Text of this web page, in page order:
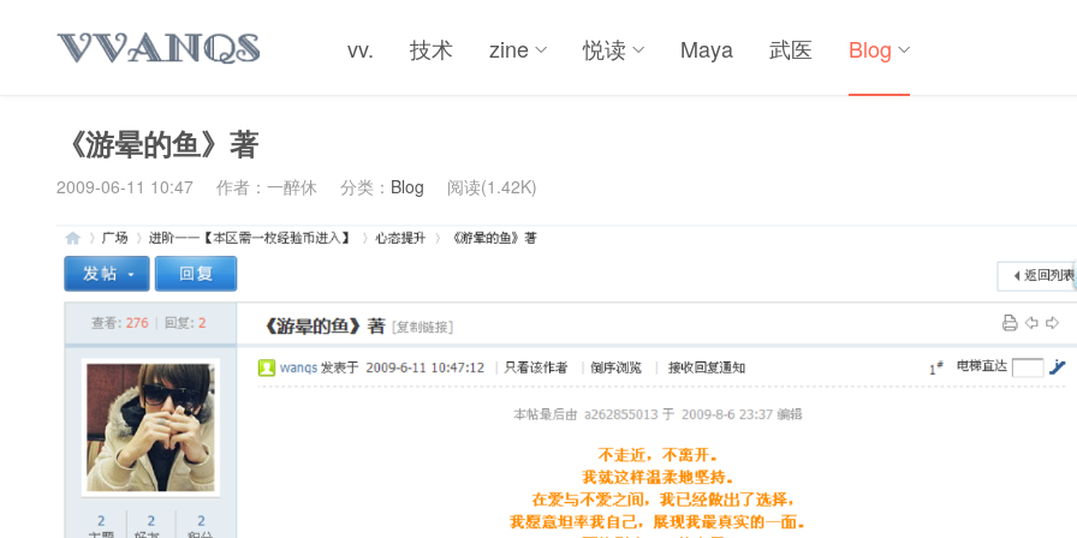
vv. 技术 zine 悦读 Maya 武医 Blog
《游晕的鱼》著
2009-06-11 10:47 作者：一醉休 分类： Blog 阅读(1.42K)